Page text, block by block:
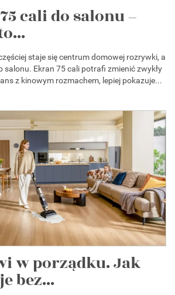
cali do salonu –
staje się centrum domowej rozrywki, a
salonu. Ekran 75 cali potrafi zmienić zwykły
z kinowym rozmachem, lepiej pokazuje...
w porządku. Jak
bez...